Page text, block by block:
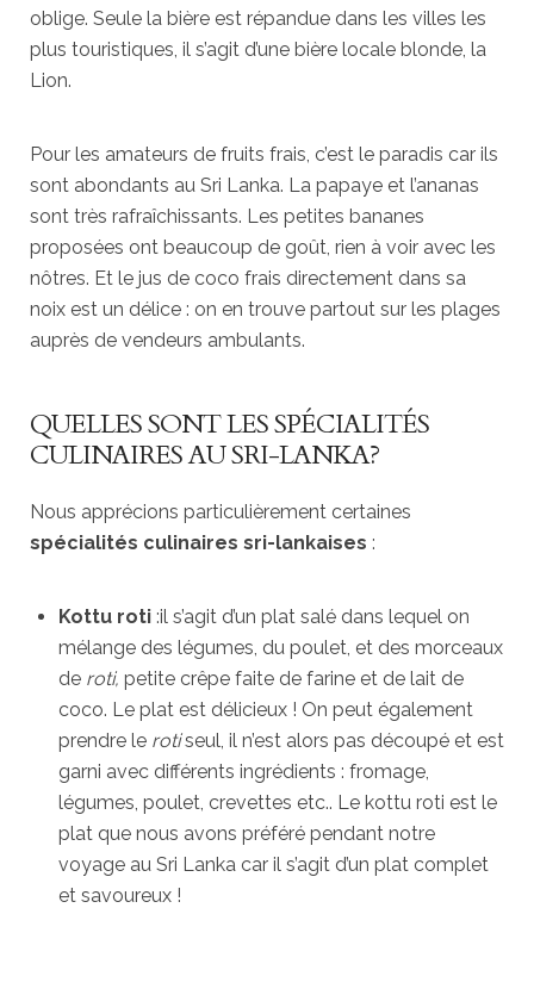
oblige. Seule la bière est répandue dans les villes les
plus touristiques, il s’agit d’une bière locale blonde, la
Lion.
Pour les amateurs de fruits frais, c’est le paradis car ils
sont abondants au Sri Lanka. La papaye et l’ananas
sont très rafraîchissants. Les petites bananes
proposées ont beaucoup de goût, rien à voir avec les
nôtres. Et le jus de coco frais directement dans sa
noix est un délice : on en trouve partout sur les plages
auprès de vendeurs ambulants.
QUELLES SONT LES SPÉCIALITÉS
CULINAIRES AU SRI-LANKA?
Nous apprécions particulièrement certaines
spécialités culinaires sri-lankaises :
Kottu roti :il s’agit d’un plat salé dans lequel on
mélange des légumes, du poulet, et des morceaux
de roti, petite crêpe faite de farine et de lait de
coco. Le plat est délicieux ! On peut également
prendre le rotiseul, il n’est alors pas découpé et est
garni avec différents ingrédients : fromage,
légumes, poulet, crevettes etc.. Le kottu roti est le
plat que nous avons préféré pendant notre
voyage au Sri Lanka car il s’agit d’un plat complet
et savoureux !